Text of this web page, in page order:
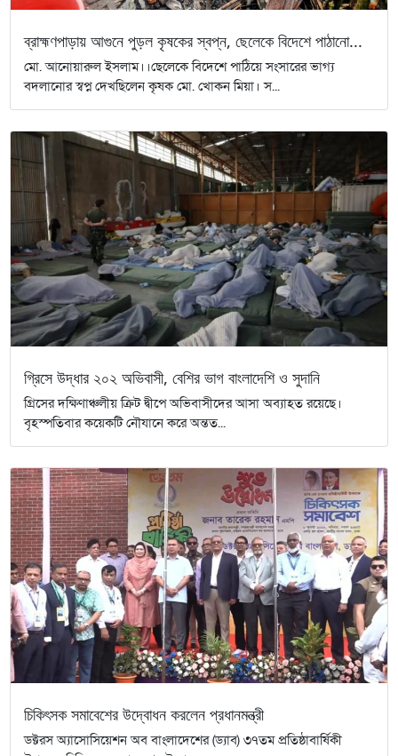
ব্রাহ্মণপাড়ায় আগুনে পুড়ল কৃষকের স্বপ্ন, ছেলেকে বিদেশে পাঠানো...
মো. আনোয়ারুল ইসলাম।।ছেলেকে বিদেশে পাঠিয়ে সংসারের ভাগ্য
বদলানোর স্বপ্ন দেখছিলেন কৃষক মো. খোকন মিয়া। স...
গ্রিসে উদ্ধার ২০২ অভিবাসী, বেশির ভাগ বাংলাদেশি ও সুদানি
গ্রিসের দক্ষিণাঞ্চলীয় ক্রিট দ্বীপে অভিবাসীদের আসা অব্যাহত রয়েছে।
বৃহস্পতিবার কয়েকটি নৌযানে করে অন্তত...
চিকিৎসক সমাবেশের উদ্বোধন করলেন প্রধানমন্ত্রী
ডক্টরস অ্যাসোসিয়েশন অব বাংলাদেশের (ড্যাব) ৩৭তম প্রতিষ্ঠাবার্ষিকী